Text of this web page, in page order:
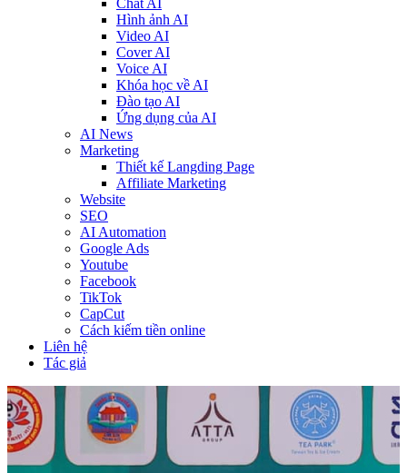
Chat AI
Hình ảnh AI
Video AI
Cover AI
Voice AI
Khóa học về AI
Đào tạo AI
Ứng dụng của AI
AI News
Marketing
Thiết kế Langding Page
Affiliate Marketing
Website
SEO
AI Automation
Google Ads
Youtube
Facebook
TikTok
CapCut
Cách kiếm tiền online
Liên hệ
Tác giả